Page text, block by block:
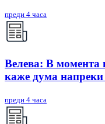
преди 4 часа
Велева: В момента
каже дума напреки
преди 4 часа